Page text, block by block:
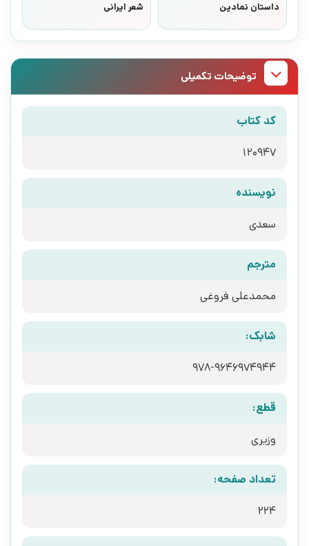
داستان نمادین شعر ایرانی
توضیحات تکمیلی
کد کتاب
120947
نویسنده
سعدی
مترجم
محمدعلی فروغی
شابک:
978-9646974944
قطع:
وزیری
تعداد صفحه:
224